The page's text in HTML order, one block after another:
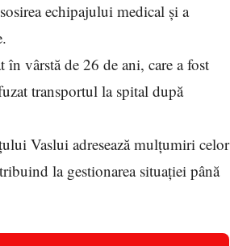
echipajului medical și a
vârstă de 26 de ani, care a fost
transportul la spital după
Vaslui adresează mulțumiri celor
la gestionarea situației până